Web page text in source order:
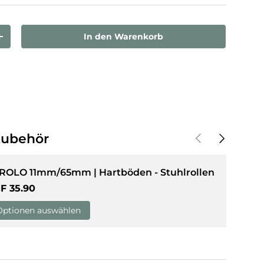
laden
erhöhen In den Warenkorb
VorherigeNächste
11mm/65mm | Hartböden - Stuhlrollen
Preis
35.90
auswählen